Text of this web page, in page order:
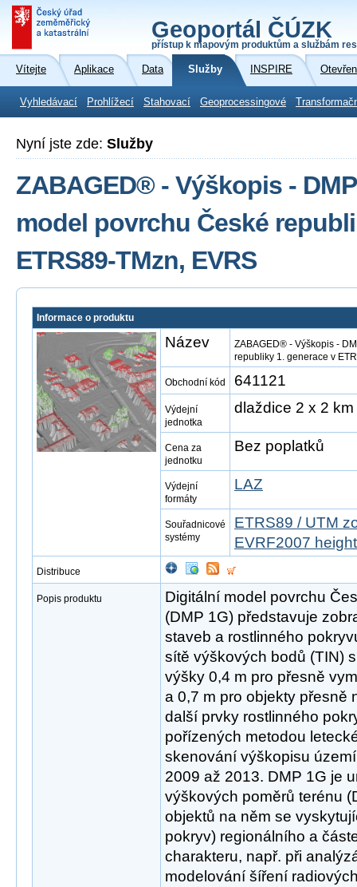
Geoportál ČÚZK
přístup k mapovým produktům a službám
Vítejte Aplikace Data Služby INSPIRE
Vyhledávací Prohlížecí Stahovací Geoprocessingové
Nyní jste zde: Služby
ZABAGED® - Výškopis -
model povrchu České
ETRS89-TMzn, EVRS
Informace o produktu
Název
ZABAGED® - Výškopis -
republiky 1. generace v
Obchodní kód 641121
Výdejní
jednotka
dlaždice 2 x 2 km
Cena za
jednotku
Bez poplatků
Výdejní
formáty
LAZ
Souřadnicové
systémy
ETRS89 / UTM
EVRF2007 height
Distribuce
Popis produktu
Digitální model povrchu
(DMP 1G) představuje
staveb a rostlinného
sítě výškových bodů (TIN)
výšky 0,4 m pro přesně
a 0,7 m pro objekty přesně
další prvky rostlinného
pořízených metodou
skenování výškopisu
2009 až 2013. DMP 1G je
výškových poměrů terénu
objektů na něm se
pokryv) regionálního a
charakteru, např. při
modelování šíření